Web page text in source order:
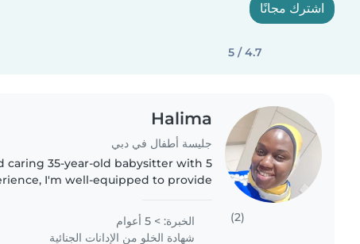
اشترك مجانًا
4.7 / 5
(2)
Halima
جليسة أطفال في دبي
caring 35-year-old babysitter with 5
I'm well-equipped to provide
working with toddlers,..
الخبرة: > 5 أعوام
شهادة الخلو من الإدانات الجنائية